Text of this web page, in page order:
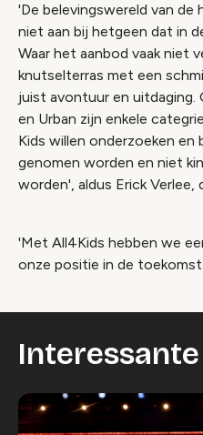
'De belevingswereld van de
niet aan bij hetgeen dat in
Waar het aanbod vaak niet
knutselterras met een
juist avontuur en uitdaging.
en Urban zijn enkele
Kids willen onderzoeken en
genomen worden en niet
worden', aldus Erick
'Met All4Kids hebben we
onze positie in de toekomst